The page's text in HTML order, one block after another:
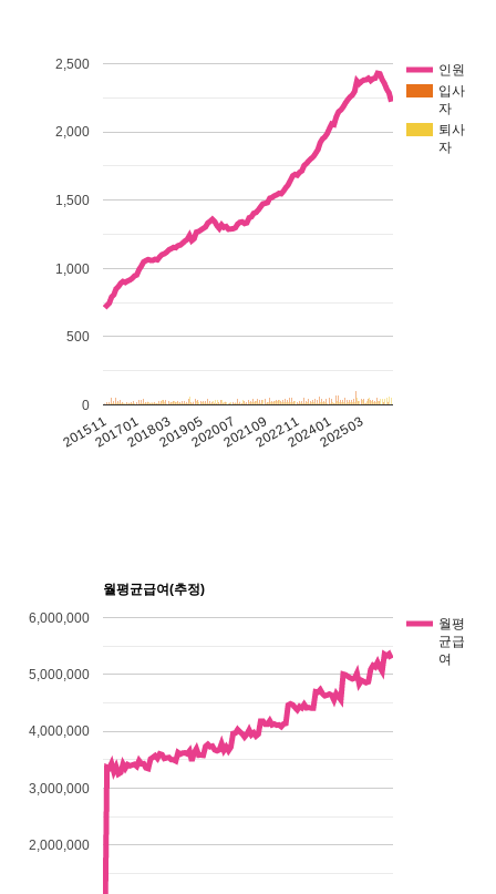
인원
입사
자
퇴사
자
201511201701201803201905202007202109202211202401202503
0
500
1,000
1,500
2,000
2,500
월평균급여(추정)
월평
균급
여
2,000,000
3,000,000
4,000,000
5,000,000
6,000,000